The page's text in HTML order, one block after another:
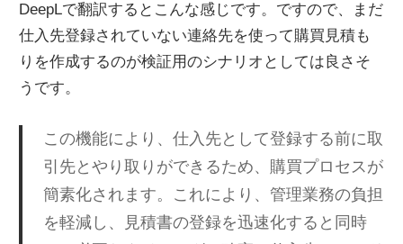
DeepLで翻訳するとこんな感じです。ですので、まだ
仕入先登録されていない連絡先を使って購買見積も
りを作成するのが検証用のシナリオとしては良さそ
うです。
この機能により、仕入先として登録する前に取
引先とやり取りができるため、購買プロセスが
簡素化されます。これにより、管理業務の負担
を軽減し、見積書の登録を迅速化すると同時